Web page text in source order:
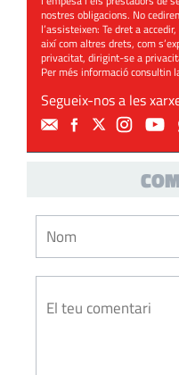
nostres obligacions. No
l’assisteixen: Te dret a
així com altres drets, com
privacitat, dirigint-se a
Per més informació consultin
Segueix-nos a les